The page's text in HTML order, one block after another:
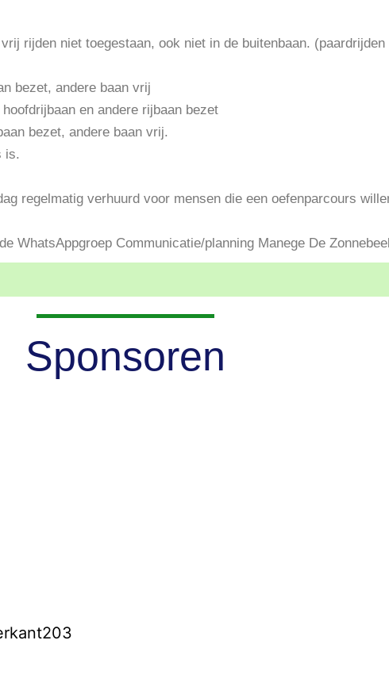
rijden niet toegestaan, ook niet in de buitenbaan.
bezet, andere baan vrij
en andere rijbaan bezet
bezet, andere baan vrij.
is.
regelmatig verhuurd voor mensen die een oefenparcours
WhatsAppgroep Communicatie/planning Manege De
Sponsoren